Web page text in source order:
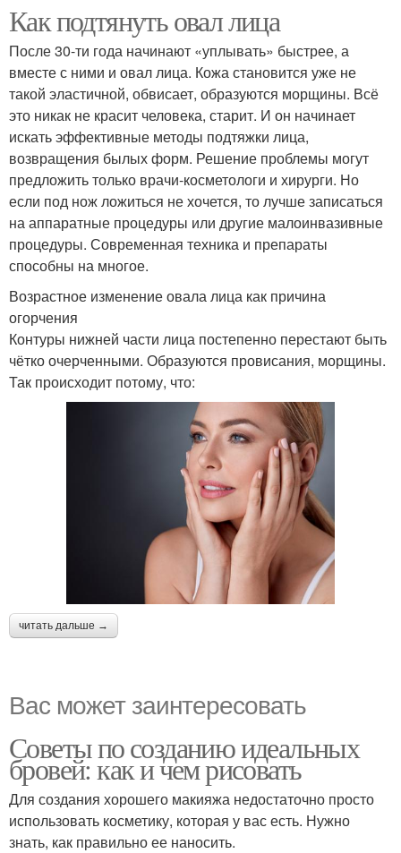
Как подтянуть овал лица
После 30-ти года начинают «уплывать» быстрее, а
вместе с ними и овал лица. Кожа становится уже не
такой эластичной, обвисает, образуются морщины. Всё
это никак не красит человека, старит. И он начинает
искать эффективные методы подтяжки лица,
возвращения былых форм. Решение проблемы могут
предложить только врачи-косметологи и хирурги. Но
если под нож ложиться не хочется, то лучше записаться
на аппаратные процедуры или другие малоинвазивные
процедуры. Современная техника и препараты
способны на многое.
Возрастное изменение овала лица как причина
огорчения
Контуры нижней части лица постепенно перестают быть
чётко очерченными. Образуются провисания, морщины.
Так происходит потому, что:
читать дальше →
Вас может заинтересовать
Советы по созданию идеальных
бровей: как и чем рисовать
Для создания хорошего макияжа недостаточно просто
использовать косметику, которая у вас есть. Нужно
знать, как правильно ее наносить.